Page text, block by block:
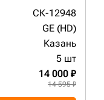
СК-12948
GE (HD)
Казань
5 шт
14 000 ₽
14 595 ₽